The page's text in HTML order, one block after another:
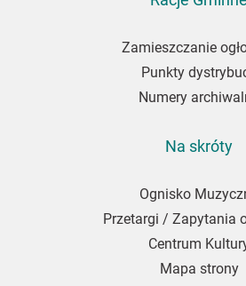
Zamieszczanie
Punkty
Numery
Na skróty
Ognisko
Przetargi / Zapytania
Centrum
Mapa strony